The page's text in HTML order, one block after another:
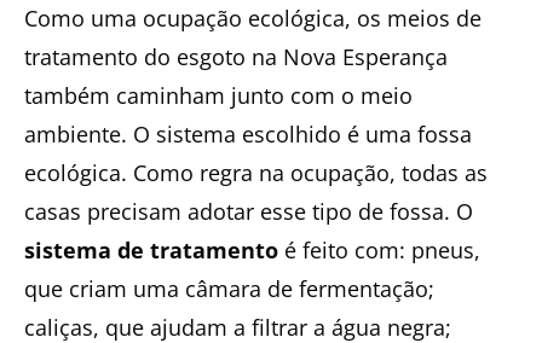
Como uma ocupação ecológica, os meios de
tratamento do esgoto na Nova Esperança
também caminham junto com o meio
ambiente. O sistema escolhido é uma fossa
ecológica. Como regra na ocupação, todas as
casas precisam adotar esse tipo de fossa. O
sistema de tratamento é feito com: pneus,
que criam uma câmara de fermentação;
caliças, que ajudam a filtrar a água negra;